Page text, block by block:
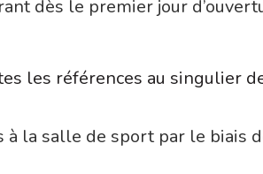
dès le premier jour
les références au singulier
à la salle de sport par le biais